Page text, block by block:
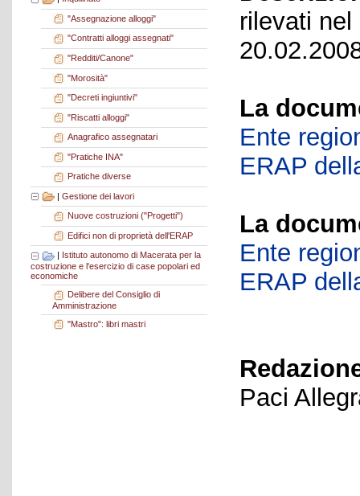
"Assegnazione alloggi"
"Contratti alloggi assegnati"
"Redditi/Canone"
"Morosità"
"Decreti ingiuntivi"
"Riscatti alloggi"
Anagrafico assegnatari
"Pratiche INA"
Pratiche diverse
| Gestione dei lavori
Nuove costruzioni ("Progetti")
Edifici non di proprietà dell'ERAP
Istituto autonomo di Macerata per la
costruzione e l'esercizio di case popolari ed
economiche
Delibere del Consiglio di
Amministrazione
"Mastro": libri mastri
rilevati
La
Ente
ERAP
La
Ente
ERAP
Paci